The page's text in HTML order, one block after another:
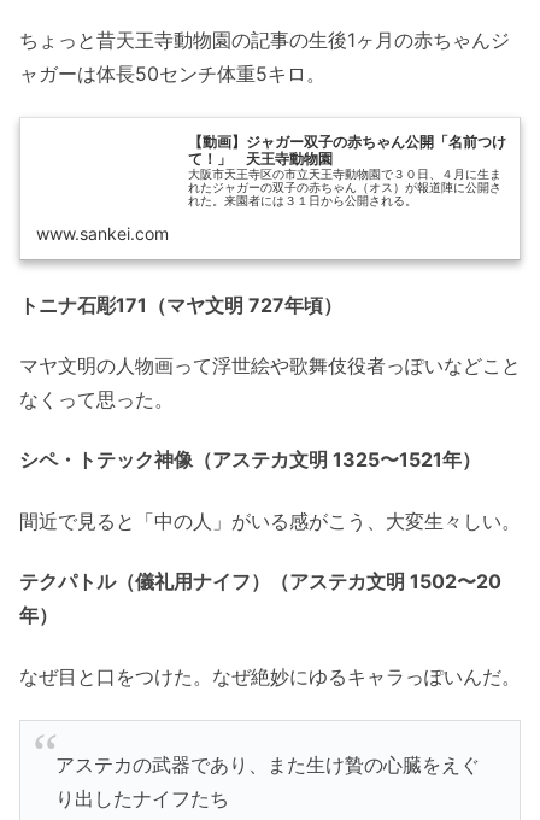
ちょっと昔天王寺動物園の記事の生後1ヶ月の赤ちゃんジ
ャガーは体長50センチ体重5キロ。
【動画】ジャガー双子の赤ちゃん公開「名前つけ
て！」 天王寺動物園
大阪市天王寺区の市立天王寺動物園で３０日、４月に生ま
れたジャガーの双子の赤ちゃん（オス）が報道陣に公開さ
れた。来園者には３１日から公開される。
www.sankei.com
トニナ石彫171（マヤ文明 727年頃）
マヤ文明の人物画って浮世絵や歌舞伎役者っぽいなどこと
なくって思った。
シペ・トテック神像（アステカ文明 1325〜1521年）
間近で見ると「中の人」がいる感がこう、大変生々しい。
テクパトル（儀礼用ナイフ）（アステカ文明 1502〜20
年）
なぜ目と口をつけた。なぜ絶妙にゆるキャラっぽいんだ。
アステカの武器であり、また生け贄の心臓をえぐ
り出したナイフたち